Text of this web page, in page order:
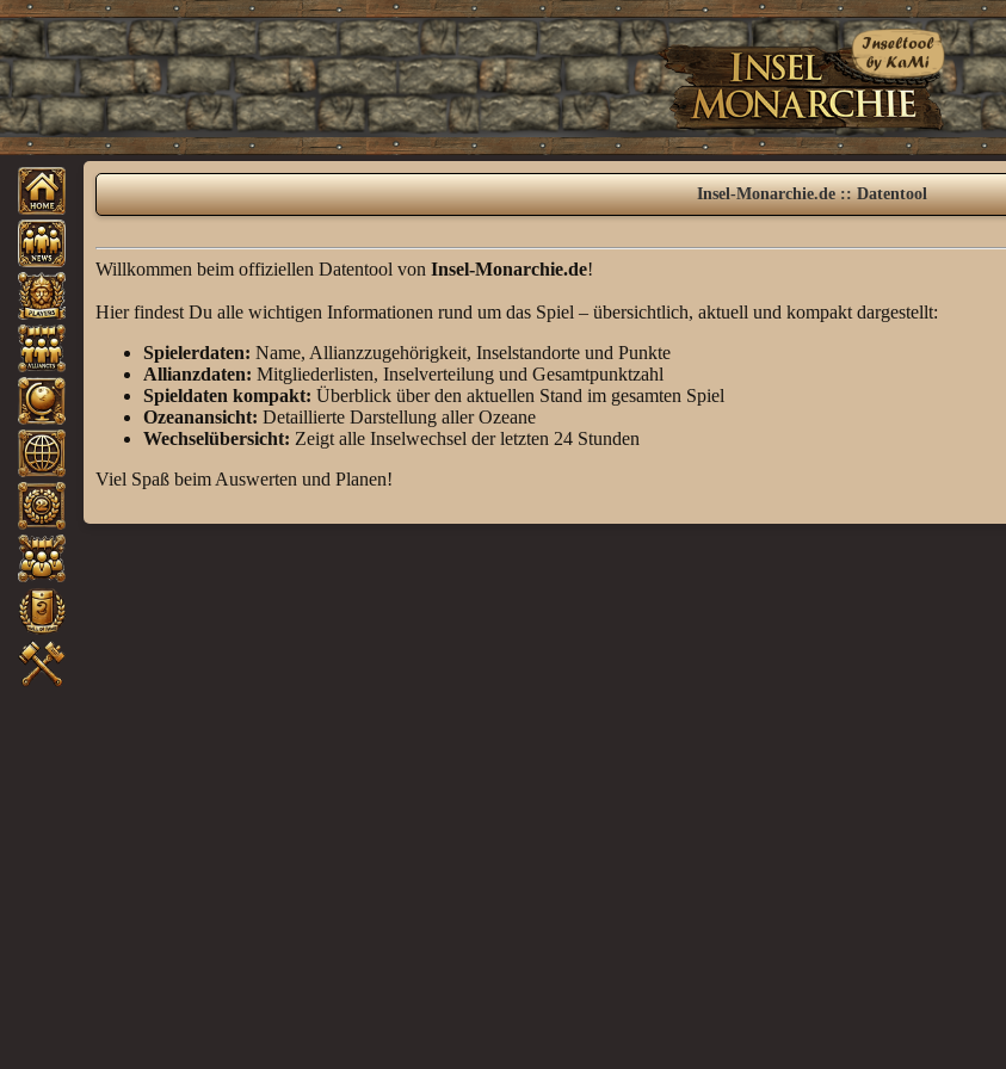
Insel-Monarchie.de :: Datentool
Willkommen beim offiziellen Datentool von Insel-Monarchie.de!
Hier findest Du alle wichtigen Informationen rund um das Spiel – übersichtlich, aktuell und kompakt dargestellt:
Spielerdaten: Name, Allianzzugehörigkeit, Inselstandorte und Punkte
Allianzdaten: Mitgliederlisten, Inselverteilung und Gesamtpunktzahl
Spieldaten kompakt: Überblick über den aktuellen Stand im gesamten Spiel
Ozeanansicht: Detaillierte Darstellung aller Ozeane
Wechselübersicht: Zeigt alle Inselwechsel der letzten 24 Stunden
Viel Spaß beim Auswerten und Planen!